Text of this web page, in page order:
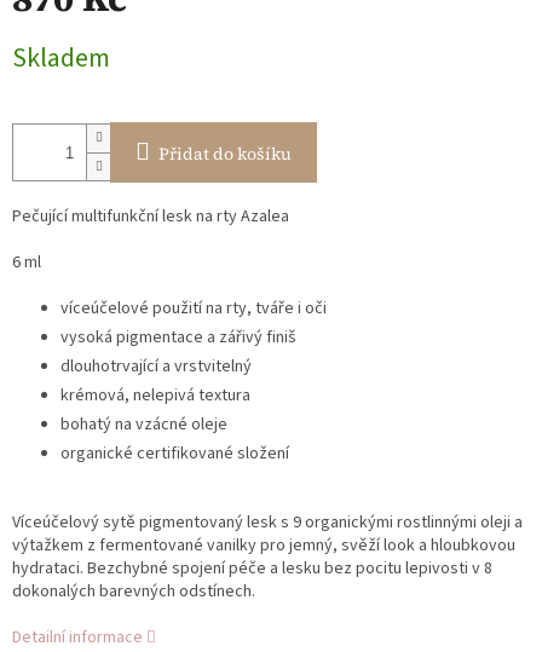
cena:
Skladem
Přidat do košíku
Pečující multifunkční lesk na rty Azalea
6 ml
víceúčelové použití na rty, tváře i oči
vysoká pigmentace a zářivý finiš
dlouhotrvající a vrstvitelný
krémová, nelepivá textura
bohatý na vzácné oleje
organické certifikované složení
Víceúčelový sytě pigmentovaný lesk s 9 organickými rostlinnými oleji a
výtažkem z fermentované vanilky pro jemný, svěží look a hloubkovou
hydrataci. Bezchybné spojení péče a lesku bez pocitu lepivosti v 8
dokonalých barevných odstínech.
Detailní informace